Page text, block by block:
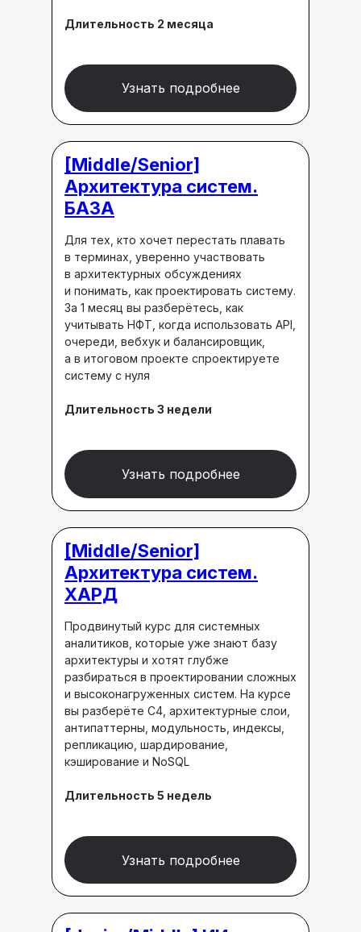
Длительность 2 месяца
Узнать подробнее
[Middle/Senior]
Архитектура систем.
БАЗА
Для тех, кто хочет перестать плавать
в терминах, уверенно участвовать
в архитектурных обсуждениях
и понимать, как проектировать систему.
За 1 месяц вы разберётесь, как
учитывать НФТ, когда использовать API,
очереди, вебхук и балансировщик,
а в итоговом проекте спроектируете
систему с нуля
Длительность 3 недели
Узнать подробнее
[Middle/Senior]
Архитектура систем.
ХАРД
Продвинутый курс для системных
аналитиков, которые уже знают базу
архитектуры и хотят глубже
разбираться в проектировании сложных
и высоконагруженных систем. На курсе
вы разберёте C4, архитектурные слои,
антипаттерны, модульность, индексы,
репликацию, шардирование,
кэширование и NoSQL
Длительность 5 недель
Узнать подробнее